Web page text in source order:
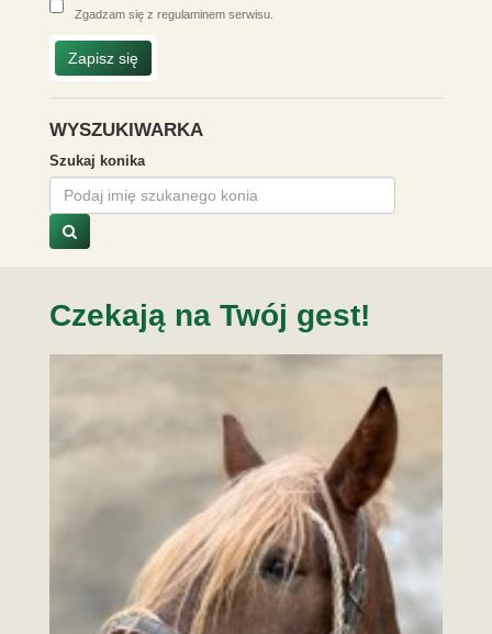
Zgadzam się z regulaminem serwisu.
Zapisz się
WYSZUKIWARKA
Szukaj konika
Czekają na Twój gest!